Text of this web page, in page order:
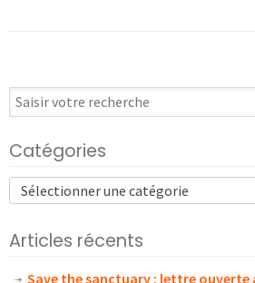
Catégories
Articles récents
Save the sanctuary : lettre ouverte